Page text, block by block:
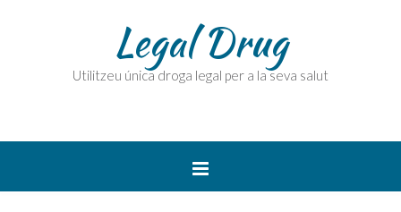
Legal Drug
Utilitzeu única droga legal per a la seva salut